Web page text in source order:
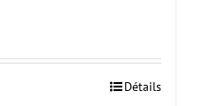
Détails